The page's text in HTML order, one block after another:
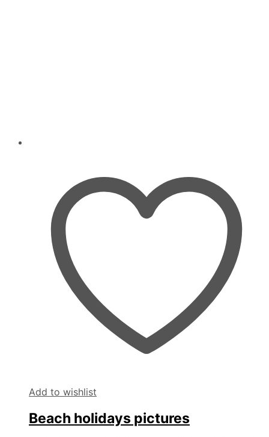
Add to wishlist
Beach holidays pictures